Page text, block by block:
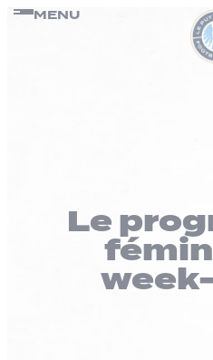
Passer
MENU
Le
Panneau de gestion